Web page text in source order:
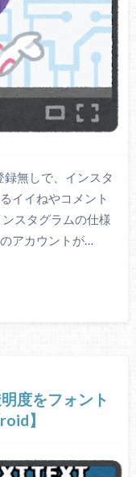
無しで、インスタ
イイねやコメント
スタグラムの仕様
アカウントが…
度をフォント
】